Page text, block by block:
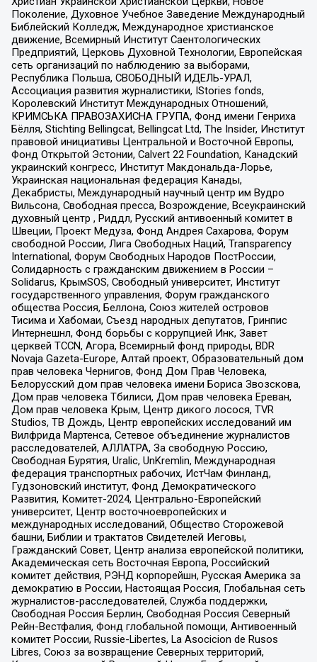
Поколение, Духовное Учебное Заведение Международный
Библейский Колледж, Международное христианское
движение, Всемирный Институт Саентологических
Предприятий, Церковь Духовной Технологии, Европейская
сеть организаций по наблюдению за выборами,
Республика Польша, СВОБОДНЫЙ ИДЕЛЬ-УРАЛ,
Ассоциация развития журналистики, IStories fonds,
Королевский Институт Международных Отношений,
КРИМСЬКА ПРАВОЗАХИСНА ГРУПА, Фонд имени Генриха
Бёлля, Stichting Bellingcat, Bellingcat Ltd, The Insider, Институт
правовой инициативы Центральной и Восточной Европы,
Фонд Открытой Эстонии, Calvert 22 Foundation, Канадский
украинский конгресс, Институт Макдональда-Лорье,
Украинская национальная федерация Канады,
Декабристы, Международный научный центр им Вудро
Вильсона, Свободная пресса, Возрождение, Всеукраинский
духовный центр , Риддл, Русский антивоенный комитет в
Швеции, Проект Медуза, Фонд Андрея Сахарова, Форум
свободной России, Лига Свободных Наций, Transparеncy
International, Форум Свободных Народов ПостРоссии,
Солидарность с гражданским движением в России –
Solidarus, КрымSOS, Свободный университет, Институт
государственного управления, Форум гражданского
общества Россия, Беллона, Союз жителей островов
Тисима и Хабомаи, Съезд народных депутатов, Гринпис
Интернешнл, Фонд борьбы с коррупцией Инк, Завет
церквей TCCN, Агора, Всемирный фонд природы, BDR
Novaja Gazeta-Europe, Алтай проект, Образовательный дом
прав человека Чернигов, Фонд Дом Прав Человека,
Белорусский дом прав человека имени Бориса Звозскова,
Дом прав человека Тбилиси, Дом прав человека Ереван,
Дом прав человека Крым, Центр дикого лосося, TVR
Studios, ТВ Дождь, Центр европейских исследований им
Вилфрида Мартенса, Сетевое объединение журналистов
расследователей, АЛЛАТРА, За свободную Россию,
Свободная Бурятия, Uralic, UnKremlin, Международная
федерация транспортных рабочих, ИстЧам Финланд,
Гудзоновский институт, Фонд Демократического
Развития, Комитет-2024, Центрально-Европейский
университет, Центр восточноевропейских и
международных исследований, Общество Сторожевой
башни, Библии и трактатов Свидетелей Иеговы,
Гражданский Совет, Центр анализа европейской политики,
Академическая сеть Восточная Европа, Российский
комитет действия, РЭНД корпорейшн, Русская Америка за
демократию в России, Настоящая Россия, Глобальная сеть
журналистов-расследователей, Служба поддержки,
Свободная Россия Берлин, Свободная Россия Северный
Рейн-Вестфалия, Фонд глобальной помощи, Антивоенный
комитет России, Russie-Libertes, La Asocicion de Rusos
Libres, Союз за возвращение Северных территорий,